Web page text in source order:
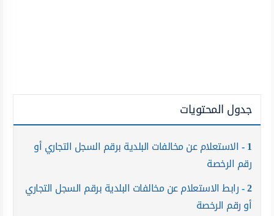
جدول المحتويات
1 الاستعلام عن مخالفات البلدية برقم السجل التجاري أو
رقم الرخصة
2 رابط الاستعلام عن مخالفات البلدية برقم السجل التجاري
أو رقم الرخصة